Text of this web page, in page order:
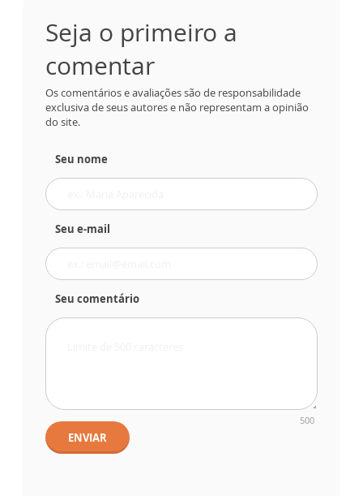
Seja o primeiro a
comentar
Os comentários e avaliações são de responsabilidade
exclusiva de seus autores e não representam a opinião
do site.
Seu nome
Seu e-mail
Seu comentário
500
ENVIAR